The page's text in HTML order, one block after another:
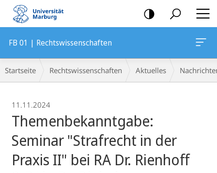
Mobile-
Navigation
FB 01 | Rechtswissenschaften
Breadcrumb-
Navigation
Startseite Rechtswissenschaften Aktuelles
11.11.2024
Themenbekanntgabe:
Seminar "Strafrecht in der
Praxis II" bei RA Dr. Rienhoff